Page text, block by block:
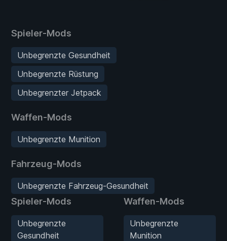
Spieler-Mods
Unbegrenzte Gesundheit
Unbegrenzte Rüstung
Unbegrenzter Jetpack
Waffen-Mods
Unbegrenzte Munition
Fahrzeug-Mods
Unbegrenzte Fahrzeug-Gesundheit
Spieler-Mods
Unbegrenzte
Gesundheit
Waffen-Mods
Unbegrenzte
Munition